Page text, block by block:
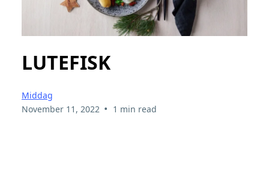
LUTEFISK
Middag
November 11, 2022 • 1 min read